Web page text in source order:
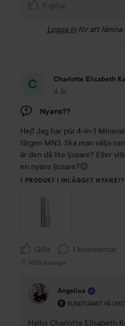
5 gillar
Logga in för att lämna
Charlotte Elisabeth
4 år
Inlägget skapades 4 år
Nyans??
Hej! Jag har pür 4-in-1
färgen MN3. Ska man välja
är den då lite ljusare? Eller
en nyans ljusare?😊
1 PRODUKT I INLÄGGET NYANS??
Gilla 1 kommentar
1608 visningar
Angelica
KUNDTJÄNST PÅ LYKO
Användarens roll:
Halloj Charlotte Elisabeth